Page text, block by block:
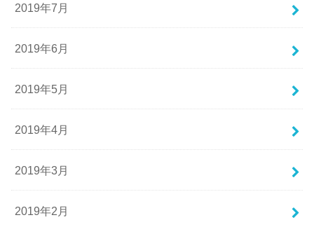
2019年7月
2019年6月
2019年5月
2019年4月
2019年3月
2019年2月